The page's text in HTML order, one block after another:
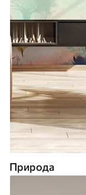
Природа